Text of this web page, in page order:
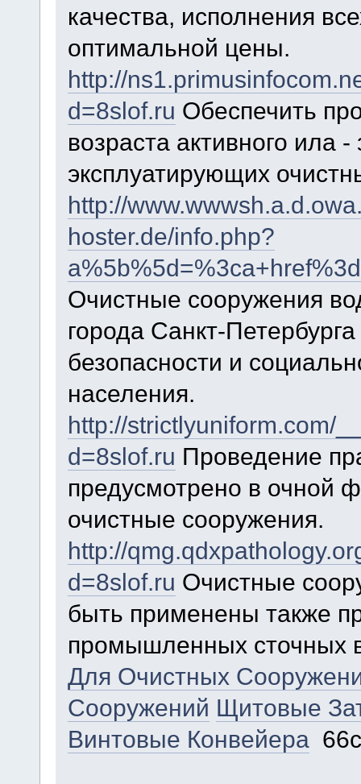
качества, исполнения
оптимальной цены.
http://
d=8slof.ru Обеспечить
возраста активного ила
эксплуатирующих
http://
hoster.de/info.php?
Очистные сооружения
города Санкт-
безопасности и
населения.
http://strictlyuniform.com/
d=8slof.ru Проведение
предусмотрено в очной
очистные сооружения.
http://
d=8slof.ru Очистные
быть применены также
промышленных сточных
Для Очистных
Сооружений Щитовые
Винтовые Конвейера